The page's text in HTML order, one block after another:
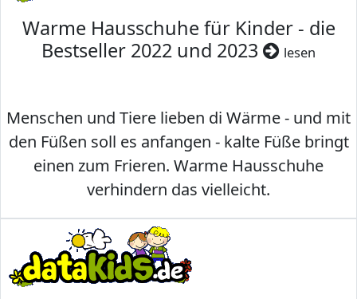
Warme Hausschuhe für Kinder - die
Bestseller 2022 und 2023
lesen
Menschen und Tiere lieben di Wärme - und mit
den Füßen soll es anfangen - kalte Füße bringt
einen zum Frieren. Warme Hausschuhe
verhindern das vielleicht.